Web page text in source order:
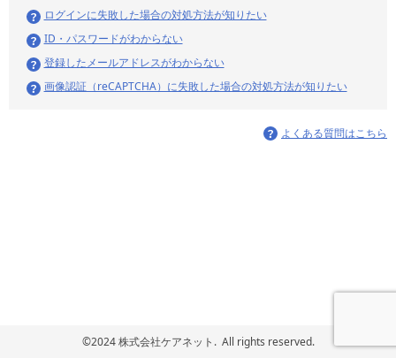
ログインに失敗した場合の対処方法が知りたい
ID・パスワードがわからない
登録したメールアドレスがわからない
画像認証（reCAPTCHA）に失敗した場合の対処方法が知りたい
よくある質問はこちら
©2024 株式会社ケアネット. All rights reserved.